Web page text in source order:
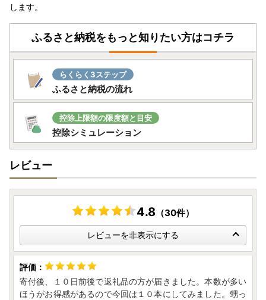
します。
ふるさと納税をもっと知りたい方はコチラ
らくらく3ステップ
ふるさと納税の流れ
控除上限額の限度額と目安
控除シミュレーション
レビュー
4.8 （30件）
レビューを非表示にする
寄付後、１０日前後で返礼品の方が届きました。本数が多い
ほうがお得感があるので今回は１０本にしてみました。甥っ